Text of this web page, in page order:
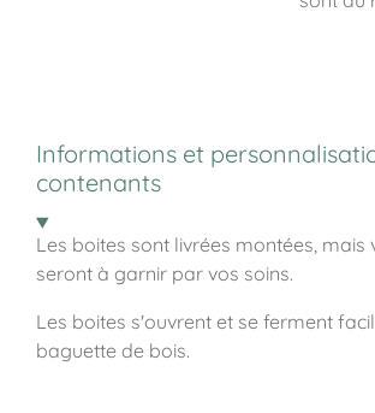
Informations et
contenants
Les boites sont livrées montées, mais
seront à garnir par vos soins.
Les boites s'ouvrent et se ferment
baguette de bois.